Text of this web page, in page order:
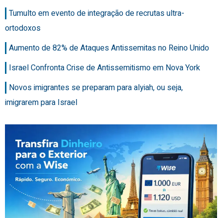
Tumulto em evento de integração de recrutas ultra-
ortodoxos
Aumento de 82% de Ataques Antissemitas no Reino Unido
Israel Confronta Crise de Antissemitismo em Nova York
Novos imigrantes se preparam para alyiah, ou seja,
imigrarem para Israel